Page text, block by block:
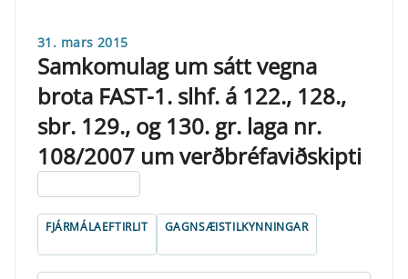
31. mars 2015
Samkomulag um sátt vegna
brota FAST-1. slhf. á 122., 128.,
sbr. 129., og 130. gr. laga nr.
108/2007 um verðbréfaviðskipti
FJÁRMÁLAEFTIRLIT GAGNSÆISTILKYNNINGAR